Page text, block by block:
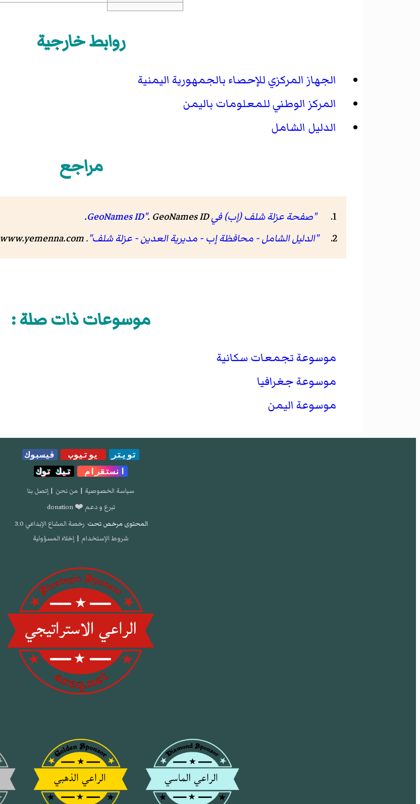
روابط خارجية
الجهاز المركزي للإحصاء بالجمهورية اليمنية
المركز الوطني للمعلومات باليمن
الدليل الشامل
مراجع
"صفحة عزلة شلف (إب) في GeoNames ID" . GeoNames ID
.
"الدليل الشامل - محافظة إب - مديرية العدين - عزلة شلف".
www.yemenna.com
موسوعات ذات صلة :
موسوعة تجمعات سكانية
موسوعة جغرافيا
موسوعة اليمن
تويتر يوتيوب
فيسبوك
انستقرام
تيك توك
سياسة الخصوصية | من نحن | إتصل بنا
تبرع و دعم ❤️ donation
المحتوى مرخص تحت رخصة المشاع الإبداعي 3.0
شروط الإستخدام | إخلاء المسؤولية